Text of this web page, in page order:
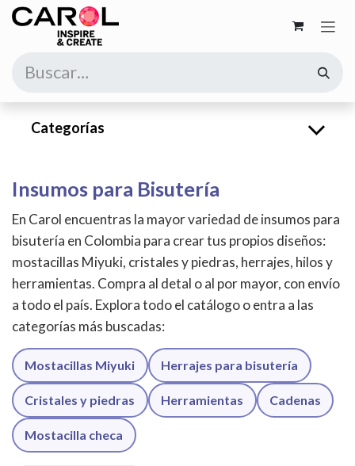
Ir al contenido
Categorías
Insumos para Bisutería
En Carol encuentras la mayor variedad de insumos para
bisutería en Colombia para crear tus propios diseños:
mostacillas Miyuki, cristales y piedras, herrajes, hilos y
herramientas. Compra al detal o al por mayor, con envío
a todo el país. Explora todo el catálogo o entra a las
categorías más buscadas:
Mostacillas Miyuki Herrajes para bisutería
Cristales y piedras Herramientas Cadenas
Mostacilla checa